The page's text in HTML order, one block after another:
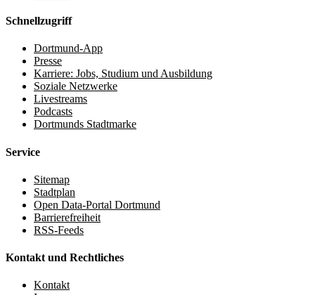
Schnellzugriff
Dortmund-App
Presse
Karriere: Jobs, Studium und Ausbildung
Soziale Netzwerke
Livestreams
Podcasts
Dortmunds Stadtmarke
Service
Sitemap
Stadtplan
Open Data-Portal Dortmund
Barrierefreiheit
RSS-Feeds
Kontakt und Rechtliches
Kontakt